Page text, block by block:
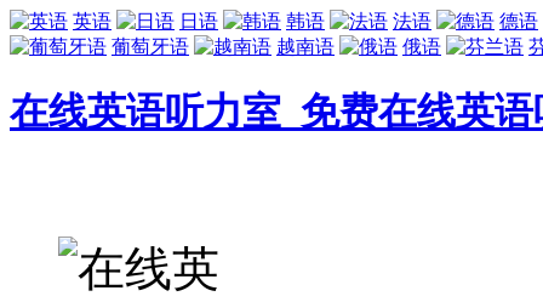
英语 日语 韩语 法语
德语
葡萄牙语
越南语 俄语
在线英语听力室_免费在线英